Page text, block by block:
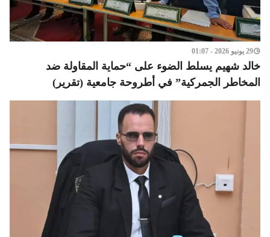
29 يونيو 2026 - 01:07
خالد شهيم يسلط الضوء على “حماية المقاولة ضد
المخاطر الجمركية” في أطروحة جامعية (تقرير)